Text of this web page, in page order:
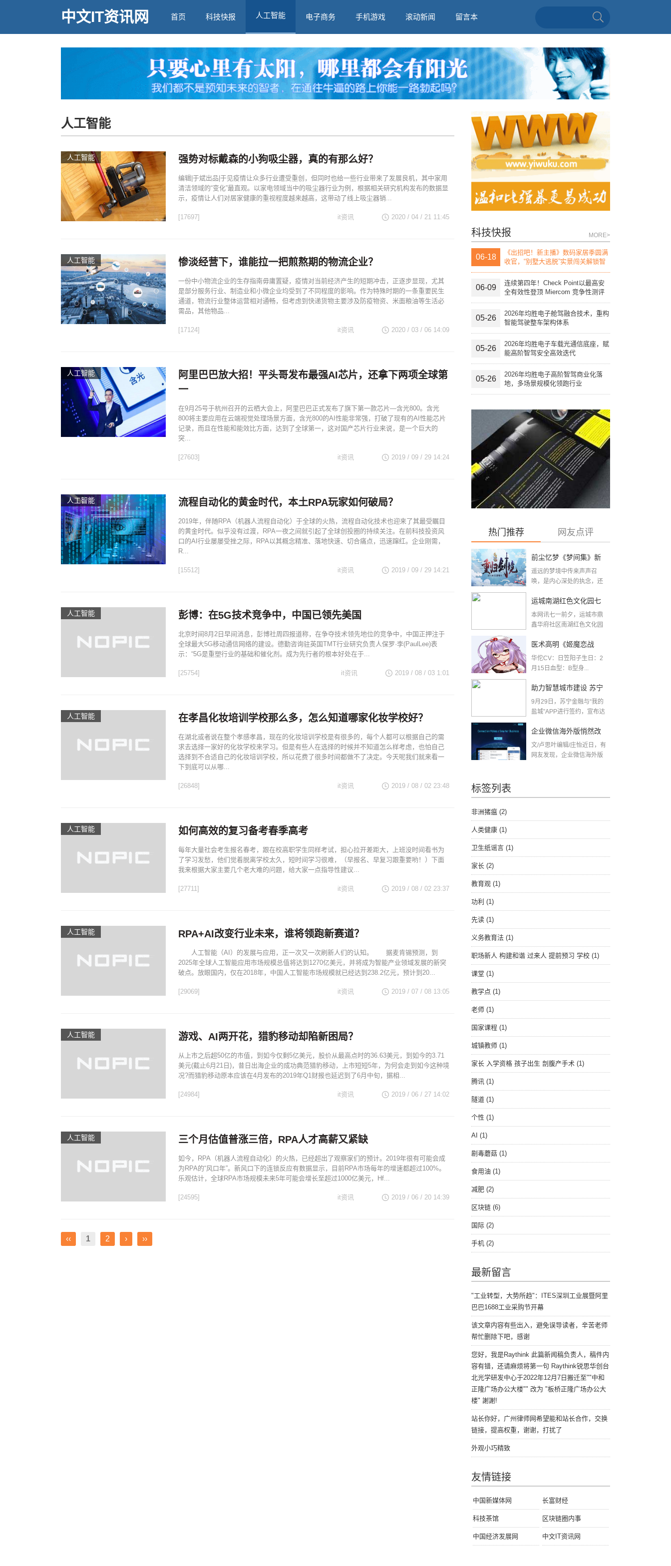
中文IT资讯网 首页 科技快报 人工智能 电子商务 手机游戏 滚动新闻 留言本
人工智能
人工智能 强势对标戴森的小狗吸尘器，真的有那么好？
编辑|于斌出品|于见疫情让众多行业遭受重创，但同时也给一些行业带来了发展良机，其中家用
清洁领域的“变化”最直观。以家电领域当中的吸尘器行业为例，根据相关研究机构发布的数据显
示，疫情让人们对居家健康的重视程度越来越高，这带动了线上吸尘器销...
[17697] 2020 / 04 / 21 11:45
it资讯
人工智能 惨淡经营下，谁能拉一把煎熬期的物流企业？
一份中小物流企业的生存指南毋庸置疑，疫情对当前经济产生的短期冲击，正逐步显现，尤其
是部分服务行业、制造业和小微企业均受到了不同程度的影响。作为特殊时期的一条重要民生
通道，物流行业整体运营相对通畅，但考虑到快递货物主要涉及防疫物资、米面粮油等生活必
需品，其他物品...
[17124] 2020 / 03 / 06 14:09
it资讯
人工智能
阿里巴巴放大招！平头哥发布最强AI芯片，还拿下两项全球第
一
在9月25号于杭州召开的云栖大会上，阿里巴巴正式发布了旗下第一款芯片—含光800。含光
800将主要应用在云端视觉处理场景方面，含光800的AI性能非常强，打破了现有的AI性能芯片
记录，而且在性能和能效比方面，达到了全球第一，这对国产芯片行业来说，是一个巨大的
突...
[27603] 2019 / 09 / 29 14:24
it资讯
人工智能 流程自动化的黄金时代，本土RPA玩家如何破局？
2019年，伴随RPA（机器人流程自动化）于全球的火热，流程自动化技术也迎来了其最受瞩目
的黄金时代。似乎没有过渡，RPA一夜之间就引起了全球创投圈的持续关注。在前科技投资风
口的AI行业屡屡受挫之际，RPA以其概念精准、落地快速、切合痛点，迅速蹿红。企业刚需，
R...
[15512] 2019 / 09 / 29 14:21
it资讯
人工智能 彭博：在5G技术竞争中，中国已领先美国
北京时间8月2日早间消息，彭博社周四报道称，在争夺技术领先地位的竞争中，中国正押注于
全球最大5G移动通信网络的建设。德勤咨询驻英国TMT行业研究负责人保罗·李(PaulLee)表
示：“5G是重塑行业的基础和催化剂。成为先行者的根本好处在于...
[25754] 2019 / 08 / 03 1:01
it资讯
人工智能 在孝昌化妆培训学校那么多，怎么知道哪家化妆学校好？
在湖北或者说在整个孝感孝昌，现在的化妆培训学校是有很多的，每个人都可以根据自己的需
求去选择一家好的化妆学校来学习。但是有些人在选择的时候并不知道怎么样考虑，也怕自己
选择到不合适自己的化妆培训学校，所以花费了很多时间都做不了决定。今天呢我们就来看一
下到底可以从哪...
[26848] 2019 / 08 / 02 23:48
it资讯
人工智能 如何高效的复习备考春季高考
每年大量社会考生报名春考，跟在校高职学生同样考试，担心拉开差距大，上班没时间看书为
了学习发愁，他们觉着脱离学校太久，短时间学习很难，（早报名、早复习跟重要哟！）下面
我来根据大家主要几个老大难的问题，给大家一点指导性建议...
[27711] 2019 / 08 / 02 23:37
it资讯
人工智能 RPA+AI改变行业未来，谁将领跑新赛道？
人工智能（AI）的发展与应用，正一次又一次刷新人们的认知。 据麦肯锡预测，到
2025年全球人工智能应用市场规模总值将达到1270亿美元，并将成为智能产业领域发展的新突
破点。放眼国内，仅在2018年，中国人工智能市场规模就已经达到238.2亿元，预计到20...
[29069] 2019 / 07 / 08 13:05
it资讯
人工智能 游戏、AI两开花，猎豹移动却陷新困局？
从上市之后超50亿的市值，到如今仅剩5亿美元，股价从最高点时的36.63美元，到如今的3.71
美元(截止6月21日)，昔日出海企业的成功典范猎豹移动，上市短短5年，为何会走到如今这种境
况?而猎豹移动原本应该在4月发布的2019年Q1财报也延迟到了6月中旬，据相...
[24984] 2019 / 06 / 27 14:02
it资讯
人工智能 三个月估值普涨三倍，RPA人才高薪又紧缺
如今，RPA（机器人流程自动化）的火热，已经超出了观察家们的预计。2019年很有可能会成
为RPA的“风口年”。新风口下的连锁反应有数据显示，目前RPA市场每年的增速都超过100%。
乐观估计，全球RPA市场规模未来5年可能会增长至超过1000亿美元，Hf...
[24595] 2019 / 06 / 20 14:39
it资讯
‹‹ 1 2 › ››
科技快报 MORE>
06-18
《出招吧！新主播》数码家居季圆满
收官，“别墅大逃脱”实景闯关解锁智
06-09
连续第四年！Check Point以最高安
全有效性登顶 Miercom 竞争性测评
05-26
2026年均胜电子舱驾融合技术，重构
智能驾驶整车架构体系
05-26
2026年均胜电子车载光通信底座，赋
能高阶智驾安全高效迭代
05-26
2026年均胜电子高阶智驾商业化落
地，多场景规模化领跑行业
热门推荐 网友点评
前尘忆梦《梦间集》新
版本『重归剑境』开启
遥远的梦境中传来声声召
唤，是内心深处的执念，还
运城南湖红色文化园七
一前夕建成开放
本网讯七一前夕，运城市鼎
鑫华府社区南湖红色文化园
医术高明《姬魔恋战
纪》华佗人物档案
华佗CV：日笠阳子生日：2
月15日血型：B型身...
助力智慧城市建设 苏宁
金融与“我的盐城”APP达
9月29日，苏宁金融与“我的
盐城”APP进行签约，宣布达
企业微信海外版悄然改
名，或与美国禁令有关
文/卢思叶编辑/庄怡近日，有
网友发现，企业微信海外版
标签列表
非洲猪瘟 (2)
人类健康 (1)
卫生纸谣言 (1)
家长 (2)
教育观 (1)
功利 (1)
先读 (1)
义务教育法 (1)
职场新人 构建和谐 过来人 提前预习 学校 (1)
课堂 (1)
教学点 (1)
老师 (1)
国家课程 (1)
城镇教师 (1)
家长 入学资格 孩子出生 剖腹产手术 (1)
腾讯 (1)
隧道 (1)
个性 (1)
AI (1)
剧毒蘑菇 (1)
食用油 (1)
减肥 (2)
区块链 (6)
国际 (2)
手机 (2)
最新留言
"工业转型，大势所趋"：ITES深圳工业展暨阿里
巴巴1688工业采购节开幕
该文章内容有些出入，避免误导读者，辛苦老师
帮忙删除下吧，感谢
您好，我是Raythink 此篇新闻稿负责人，稿件内
容有错，还请麻烦将第一句 Raythink锐思华创台
北光学研发中心于2022年12月7日搬迁至""中和
正隆广场办公大楼"" 改为 "板桥正隆广场办公大
楼" 謝謝!
站长你好，广州律师网希望能和站长合作，交换
链接，提高权重，谢谢，打扰了
外观小巧精致
友情链接
中国新媒体网 长富财经
科技茶馆 区块链圈内事
中国经济发展网 中文IT资讯网